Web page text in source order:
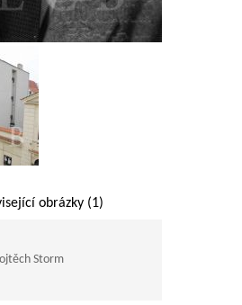
obrázky (1)
Storm